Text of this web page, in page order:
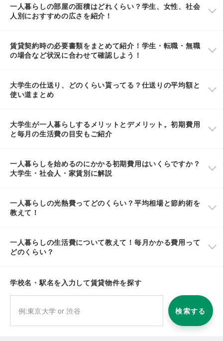
一人暮らしの部屋の面積はどれくらい？学生、女性、社会
人別におすすめの広さを紹介！
賃貸契約時の必要書類をまとめて紹介！学生・転職・無職
の場合など状況に合わせて確認しよう！
大学生の仕送り、どのくらい貰ってる？仕送りの平均額と
使い道まとめ
大学生が一人暮らしするメリットとデメリット。初期費用
と毎月の生活費の目安もご紹介
一人暮らしを始めるのにかかる初期費用はいくらですか？
大学生・社会人・家賃別に解説
一人暮らしの光熱費ってどのくらい？平均相場と節約術を
教えて！
一人暮らしの生活費について教えて！毎月かかる費用って
どのくらい？
学校名・駅名を入力して賃貸物件を探す
検索する